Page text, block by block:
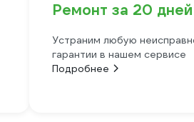
Ремонт за 20 дней
Устраним любую
гарантии в нашем сервисе
Подробнее